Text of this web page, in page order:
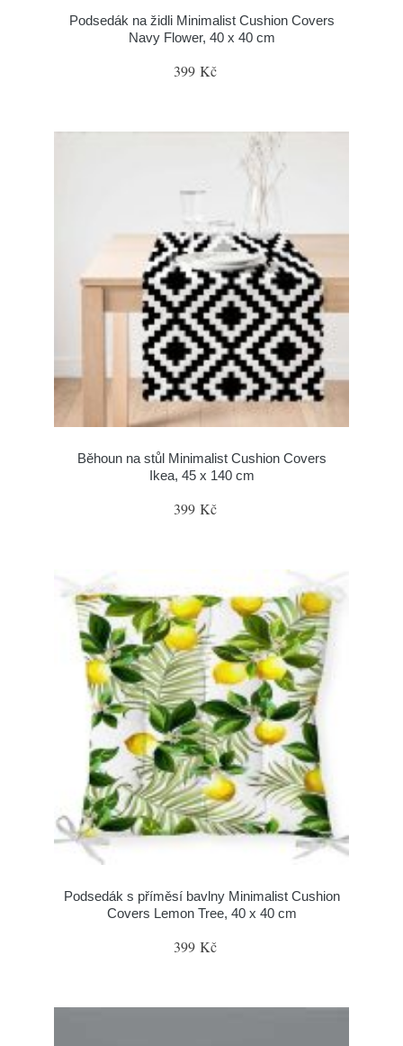
Podsedák na židli Minimalist Cushion Covers
Navy Flower, 40 x 40 cm
399 Kč
Běhoun na stůl Minimalist Cushion Covers
Ikea, 45 x 140 cm
399 Kč
Podsedák s příměsí bavlny Minimalist Cushion
Covers Lemon Tree, 40 x 40 cm
399 Kč